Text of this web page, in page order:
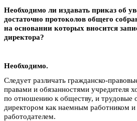
Необходимо ли издавать приказ об
достаточно протоколов общего
на основании которых вносится
директора?
Необходимо.
Следует различать гражданско-
правами и обязанностями учредителя
по отношению к обществу, и трудовые
директором как наемным работником
работодателем.